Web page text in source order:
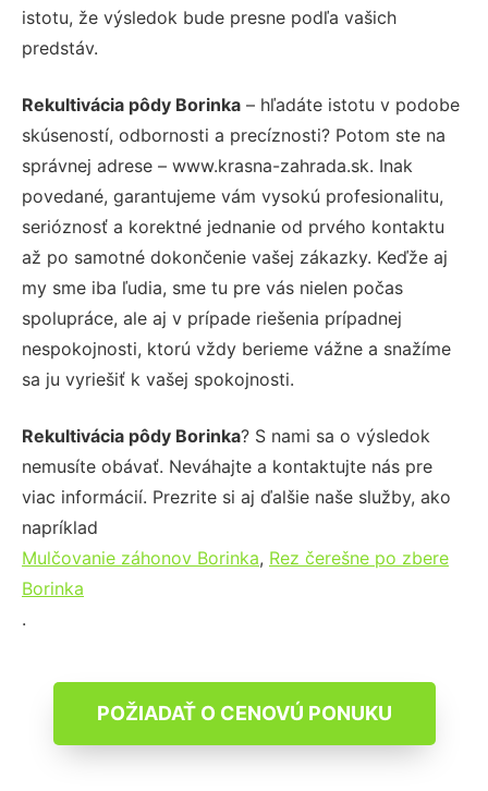
istotu, že výsledok bude presne podľa vašich
predstáv.
Rekultivácia pôdy Borinka – hľadáte istotu v podobe
skúseností, odbornosti a precíznosti? Potom ste na
správnej adrese – www.krasna-zahrada.sk. Inak
povedané, garantujeme vám vysokú profesionalitu,
serióznosť a korektné jednanie od prvého kontaktu
až po samotné dokončenie vašej zákazky. Keďže aj
my sme iba ľudia, sme tu pre vás nielen počas
spolupráce, ale aj v prípade riešenia prípadnej
nespokojnosti, ktorú vždy berieme vážne a snažíme
sa ju vyriešiť k vašej spokojnosti.
Rekultivácia pôdy Borinka? S nami sa o výsledok
nemusíte obávať. Neváhajte a kontaktujte nás pre
viac informácií. Prezrite si aj ďalšie naše služby, ako
napríklad
Mulčovanie záhonov Borinka, Rez čerešne po zbere
Borinka
.
POŽIADAŤ O CENOVÚ PONUKU